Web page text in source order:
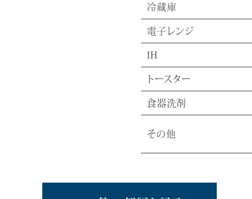
冷蔵庫
電子レンジ
IH
トースター
食器洗剤
その他